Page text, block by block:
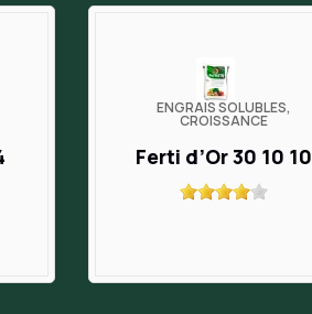
ENGRAIS SOLUBLES,
CROISSANCE
Ferti d’Or 30 10 10